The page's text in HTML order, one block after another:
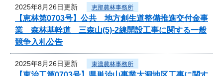
2025年8月26日更新 恵那農林事務所
【恵林第0703号】公共 地方創生道整備推進交付金事
業 森林基幹道 三森山(5)-2線開設工事に関する一般
競争入札公告
2025年8月26日更新 東濃農林事務所